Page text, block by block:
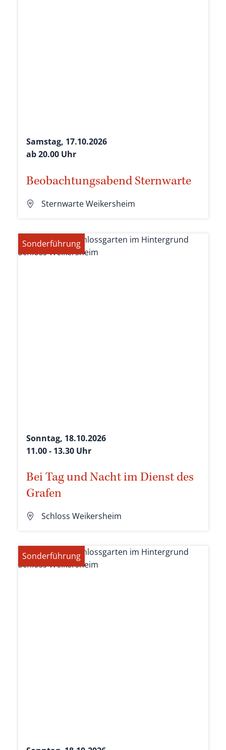
Samstag, 17.10.2026
ab 20.00 Uhr
Beobachtungsabend Sternwarte
Sternwarte Weikersheim
Sonderführung
Sonntag, 18.10.2026
11.00 - 13.30 Uhr
Bei Tag und Nacht im Dienst des
Grafen
Schloss Weikersheim
Sonderführung